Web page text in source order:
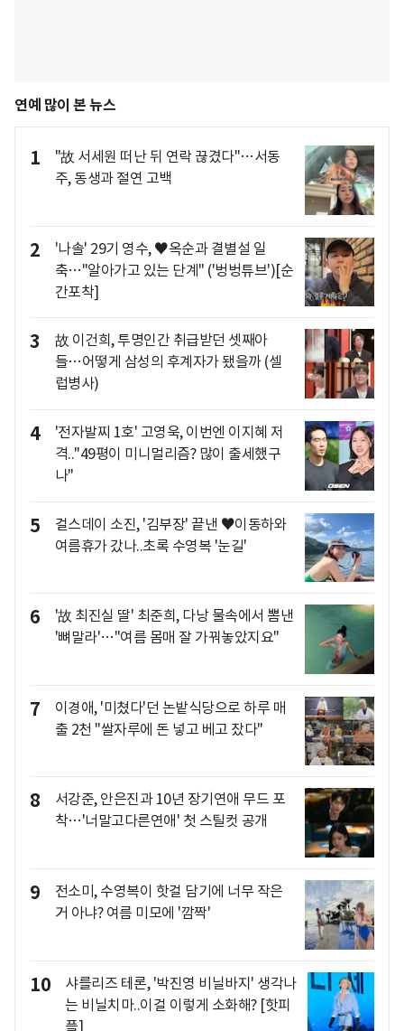
연예 많이 본 뉴스
1
"故 서세원 떠난 뒤 연락 끊겼다"…서동
주, 동생과 절연 고백
2
'나솔' 29기 영수, ♥옥순과 결별설 일
축…"알아가고 있는 단계" ('벙벙튜브')[순
간포착]
3
故 이건희, 투명인간 취급받던 셋째아
들…어떻게 삼성의 후계자가 됐을까 (셀
럽병사)
4
'전자발찌 1호' 고영욱, 이번엔 이지혜 저
격.."49평이 미니멀리즘? 많이 출세했구
나"
5
걸스데이 소진, '김부장' 끝낸 ♥이동하와
여름휴가 갔나..초록 수영복 '눈길'
6
'故 최진실 딸' 최준희, 다낭 물속에서 뽐낸
'뼈말라'…"여름 몸매 잘 가꿔놓았지요"
7
이경애, '미쳤다'던 논밭식당으로 하루 매
출 2천 "쌀자루에 돈 넣고 베고 잤다"
8
서강준, 안은진과 10년 장기연애 무드 포
착…'너말고다른연애' 첫 스틸컷 공개
9
전소미, 수영복이 핫걸 담기에 너무 작은
거 아냐? 여름 미모에 '깜짝'
10
샤를리즈 테론, '박진영 비닐바지' 생각나
는 비닐치마..이걸 이렇게 소화해? [핫피
플]